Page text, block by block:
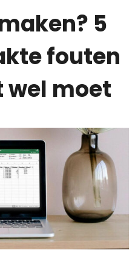
5
fouten
wel moet